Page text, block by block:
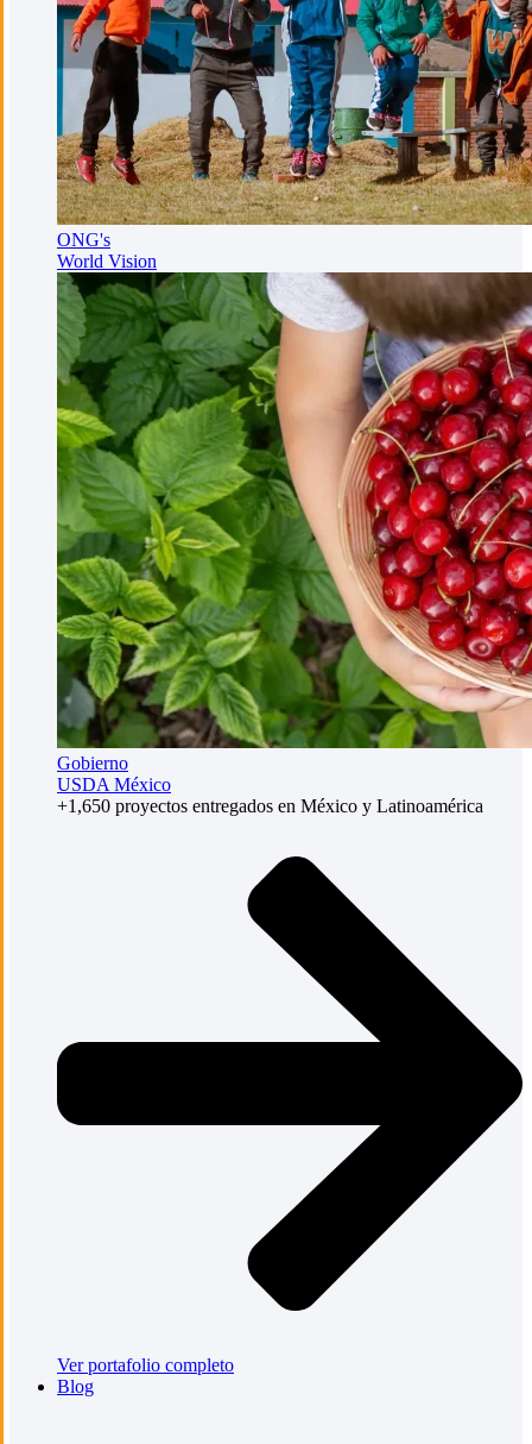
ONG's
World Vision
Gobierno
USDA México
+1,650 proyectos entregados en México y Latinoamérica
Ver portafolio completo
Blog